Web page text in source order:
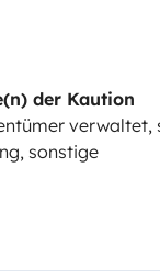
der Kaution
verwaltet,
sonstige